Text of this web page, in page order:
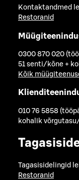
Kontaktandmed
Restoranid
0300 870 020
51 senti/kõne +
Kõik
010 76 5858
kohalik
Tagasisidelingid
Restoranid